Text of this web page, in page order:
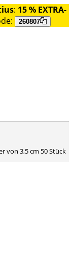
: 15 % EXTRA-
260807
von 3,5 cm 50 Stück